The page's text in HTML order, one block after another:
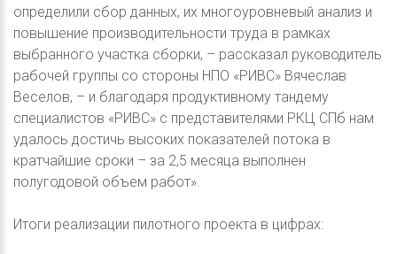
определили сбор данных, их многоуровневый анализ и
повышение производительности труда в рамках
выбранного участка сборки, – рассказал руководитель
рабочей группы со стороны НПО «РИВС» Вячеслав
Веселов, – и благодаря продуктивному тандему
специалистов «РИВС» с представителями РКЦ СПб нам
удалось достичь высоких показателей потока в
кратчайшие сроки – за 2,5 месяца выполнен
полугодовой объем работ».
Итоги реализации пилотного проекта в цифрах: